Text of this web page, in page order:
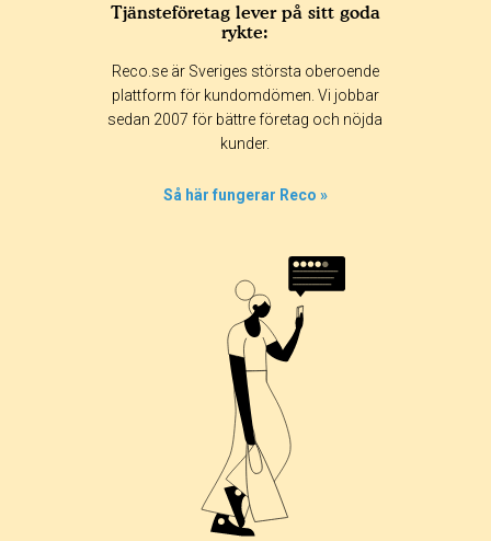
365 dagar 90 dagar
30 dagar
Tjänsteföretag lever på sitt goda
rykte:
Reco.se är Sveriges största oberoende
plattform för kundomdömen. Vi jobbar
sedan 2007 för bättre företag och nöjda
kunder.
Så här fungerar Reco »